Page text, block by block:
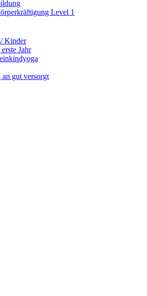
Level 1
Kinder
Jahr
gut versorgt